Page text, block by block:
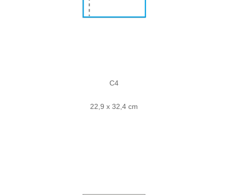
C4
22,9 x 32,4 cm